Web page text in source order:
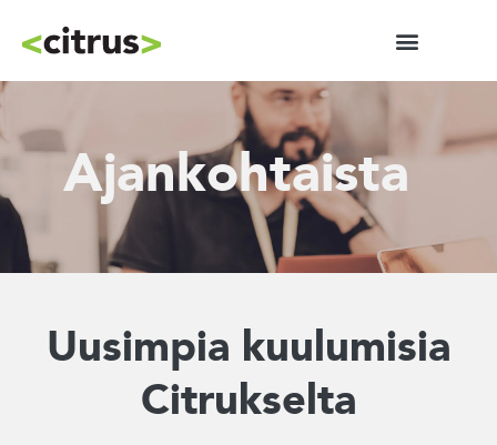
Ajankohtaista
Uusimpia kuulumisia
Citrukselta